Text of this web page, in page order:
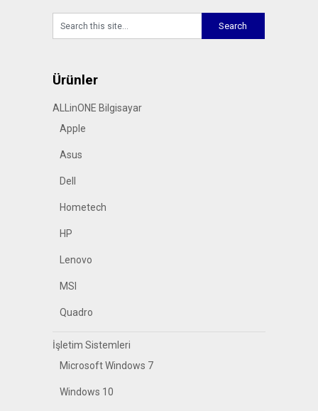
Ürünler
ALLinONE Bilgisayar
Apple
Asus
Dell
Hometech
HP
Lenovo
MSI
Quadro
İşletim Sistemleri
Microsoft Windows 7
Windows 10